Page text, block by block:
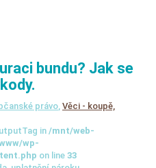
bundu? Jak se
právo, Věci - koupě,
in/mnt/web-
wp-
on line 33